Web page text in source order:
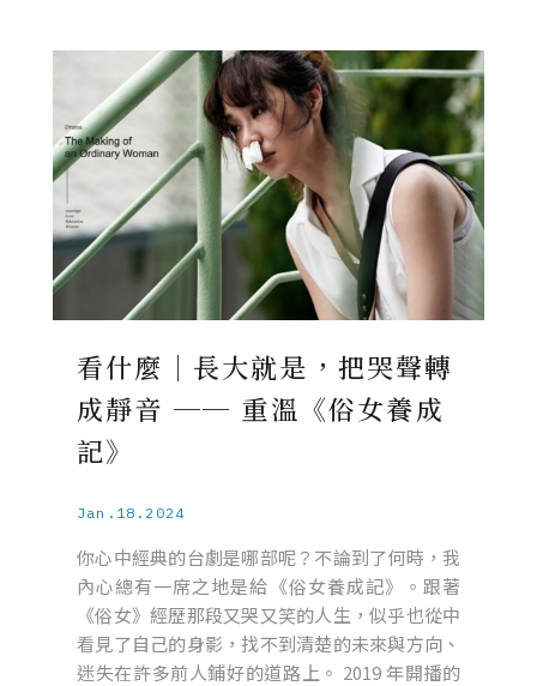
看什麼｜長大就是，把哭聲轉
成靜音 ── 重溫《俗女養成
記》
Jan.18.2024
你心中經典的台劇是哪部呢？不論到了何時，我
內心總有一席之地是給《俗女養成記》。跟著
《俗女》經歷那段又哭又笑的人生，似乎也從中
看見了自己的身影，找不到清楚的未來與方向、
迷失在許多前人鋪好的道路上。 2019 年開播的